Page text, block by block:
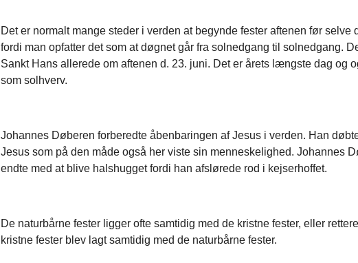
Det er normalt mange steder i verden at begynde fester aftenen før selve
fordi man opfatter det som at døgnet går fra solnedgang til solnedgang.
Sankt Hans allerede om aftenen d. 23. juni. Det er årets længste dag og
som solhverv.
Johannes Døberen forberedte åbenbaringen af Jesus i verden. Han
Jesus som på den måde også her viste sin menneskelighed. Johannes
endte med at blive halshugget fordi han afslørede rod i kejserhoffet.
De naturbårne fester ligger ofte samtidig med de kristne fester, eller
kristne fester blev lagt samtidig med de naturbårne fester.